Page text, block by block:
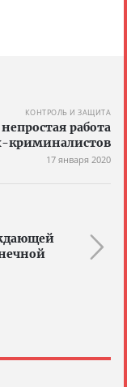
КОНТРОЛЬ И ЗАЩИТА
работа
криминалистов
17 января 2020